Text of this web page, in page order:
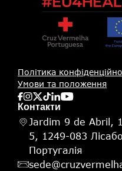
Політика
Умови та положення
Контакти
Jardim 9 de Abril,
5, 1249-083
Португалія